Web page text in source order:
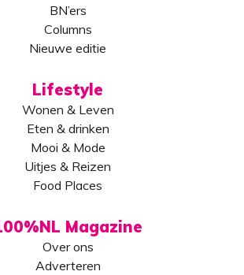
BN’ers
Columns
Nieuwe editie
Lifestyle
Wonen & Leven
Eten & drinken
Mooi & Mode
Uitjes & Reizen
Food Places
Magazine
Over ons
Adverteren